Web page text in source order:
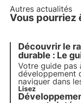
Autres actualités
Vous pourriez
Découvrir le
durable : Le
Votre guide pas
développement
naviguer dans
stratégies
responsable.
Lisez